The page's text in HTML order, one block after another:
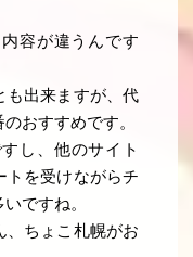
容が違うんです
も出来ますが、代
おすすめです。
し、他のサイト
トを受けながらチ
ですね。
、ちょこ札幌がお